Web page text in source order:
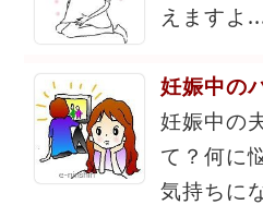
えますよ
妊娠中の
妊娠中の
て？何に
気持ちに